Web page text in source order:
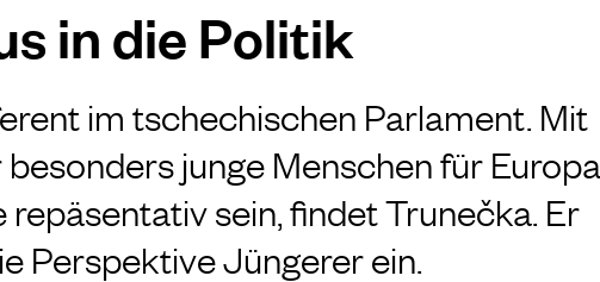
in die Politik
im tschechischen Parlament. Mit
junge Menschen für Europa
sein, findet Trunečka. Er
Perspektive Jüngerer ein.